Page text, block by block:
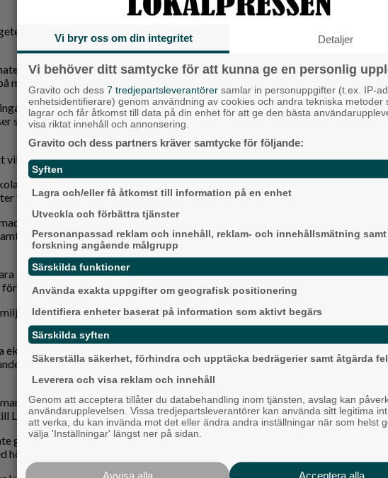
Utbildningsnämnden får en ramökning på
på högstadiet, förstärkta
mindre barngrupper i förskolan.
utifrån dialog med förvaltning, rektorer och
skulle göra skillnad och fortsätter nu i den
viktigt område.
med godkända betyg saknar tillräckliga
vi att satsa där behovet är som störst.
matematikmetod som används på
förstärks arbetet mot skolfrånvaro genom
skolan. Därför vill vi kunna identifiera elever
stor.
kronor till minskade barngrupper i
förstärkningen i budgeten med en
är bland annat att antalet äldre invånare
inom äldreomsorgen, förebyggande
LSS-verksamheten.
går ut över kvaliteten i verksamheterna. Vi vill
hög kvalitet, förklarar Hesse.
Karnevalstämning
Bjöds på trummor,
grillade räkor
Hisingen
Mållöst i det
toppmötet
Härryda
Vi bryr oss om din integritet Detaljer
Vi behöver ditt samtycke för att kunna ge en personlig
Gravito och dess 7 tredjepartsleverantörer samlar in personuppgifter (t.ex. IP-
enhetsidentifierare) genom användning av cookies och andra tekniska metoder
lagrar och får åtkomst till data på din enhet för att ge den bästa
visa riktat innehåll och annonsering.
Gravito och dess partners kräver samtycke för följande:
Syften
Lagra och/eller få åtkomst till information på en enhet
Utveckla och förbättra tjänster
Personanpassad reklam och innehåll, reklam- och innehållsmätning samt
forskning angående målgrupp
Särskilda funktioner
Använda exakta uppgifter om geografisk positionering
Identifiera enheter baserat på information som aktivt begärs
Särskilda syften
Säkerställa säkerhet, förhindra och upptäcka bedrägerier samt åtgärda fel
Leverera och visa reklam och innehåll
Genom att acceptera tillåter du databehandling inom tjänsten, avslag kan
användarupplevelsen. Vissa tredjepartsleverantörer kan använda sitt legitima
att verka, du kan invända mot det eller ändra andra inställningar när som helst
välja 'Inställningar' längst ner på sidan.
Acceptera alla
Avvisa alla